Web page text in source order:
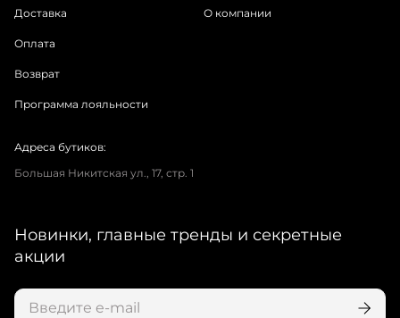
Доставка
Оплата
Возврат
Программа лояльности
О компании
Адреса бутиков:
Большая Никитская ул., 17, стр. 1
Новинки, главные тренды и секретные
акции